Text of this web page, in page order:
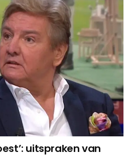
uitspraken van